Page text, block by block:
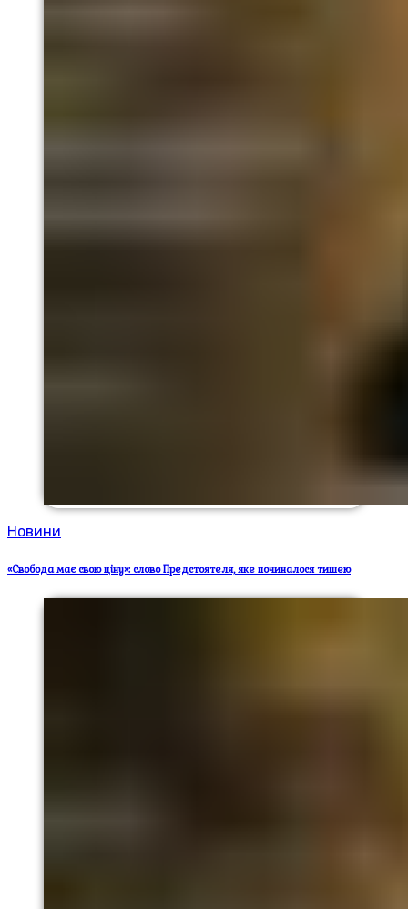
Новини
«Свобода має свою ціну»: слово Предстоятеля, яке починалося тишею